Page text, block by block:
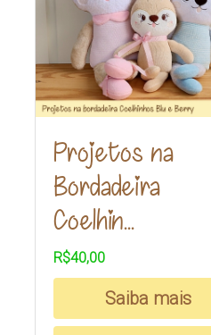
Projetos na
Bordadeira
Coelhin...
R$40,00
Saiba mais